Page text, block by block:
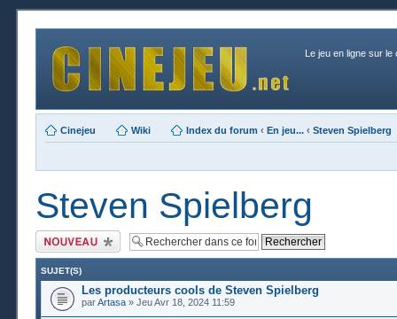
Le jeu en ligne sur le
Cinejeu Wiki Index du forum ‹ En jeu... ‹ Steven Spielberg
Steven Spielberg
Publier un nouveau
sujet
SUJET(S)
Les producteurs cools de Steven Spielberg
parArtasa » Jeu Avr 18, 2024 11:59